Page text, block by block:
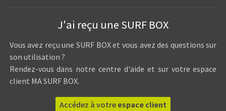
J'ai reçu une SURF BOX
Vous avez reçu une SURF BOX et vous avez des questions sur
son utilisation ?
Rendez-vous dans notre centre d'aide et sur votre espace
client MA SURF BOX.
Accédez à votre espace client